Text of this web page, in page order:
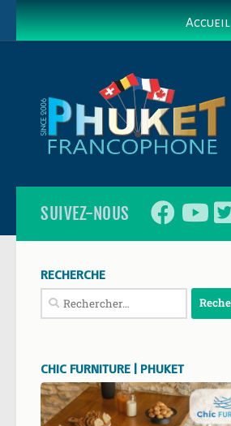
Accueil
SUIVEZ-NOUS
RECHERCHE
Rechercher :
CHIC FURNITURE | PHUKET